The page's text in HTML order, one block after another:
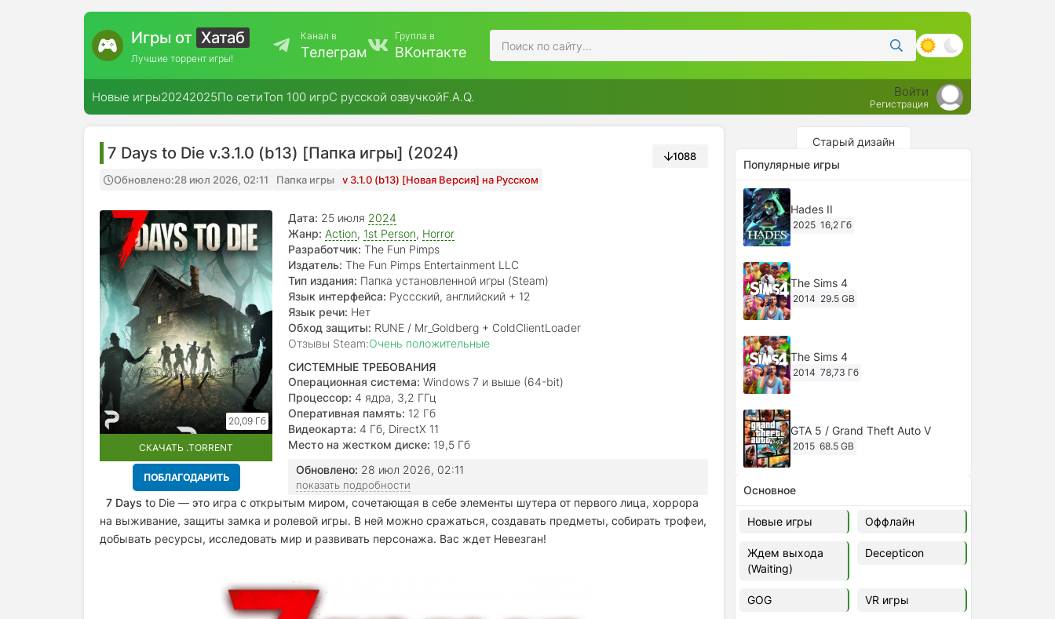
Игры от Хатаб
Лучшие торрент игры!
Канал в
Телеграм
Группа в
ВКонтакте
Новые игры20242025По сетиТоп 100 игрС русской озвучкойF.A.Q. Войти
Регистрация
7 Days to Die v.3.1.0 (b13) [Папка игры] (2024)
Обновлено:28 июл 2026, 02:11 Папка игры v 3.1.0 (b13) [Новая Версия] на Русском
1088
20,09 Гб
СКАЧАТЬ .TORRENT
ПОБЛАГОДАРИТЬ
Дата: 25 июля 2024
Жанр: Action, 1st Person, Horror
Разработчик: The Fun Pimps
Издатель: The Fun Pimps Entertainment LLC
Тип издания: Папка установленной игры (Steam)
Язык интерфейса: Руссский, английский + 12
Язык речи: Нет
Обход защиты: RUNE / Mr_Goldberg + ColdClientLoader
Отзывы Steam:Очень положительные
СИСТЕМНЫЕ ТРЕБОВАНИЯ
Операционная система: Windows 7 и выше (64-bit)
Процессор: 4 ядра, 3,2 ГГц
Оперативная память: 12 Гб
Видеокарта: 4 Гб, DirectX 11
Место на жестком диске: 19,5 Гб
Обновлено: 28 июл 2026, 02:11
показать подробности
7 Days to Die — это игра с открытым миром, сочетающая в себе элементы шутера от первого лица, хоррора
на выживание, защиты замка и ролевой игры. В ней можно сражаться, создавать предметы, собирать трофеи,
добывать ресурсы, исследовать мир и развивать персонажа. Вас ждет Невезган!
Старый дизайн
Популярные игры
Hades II
2025 16,2 Гб
The Sims 4
2014 29.5 GB
The Sims 4
2014 78,73 Гб
GTA 5 / Grand Theft Auto V
2015 68.5 GB
Ghost of Tsushima: Director's Cut
v.1053.8.1023.1614 [RePack
Decepticon] (2024)
2024
Cyberpunk 2077
49.4 GB
Основное
Новые игры Оффлайн
Ждем выхода
(Waiting)
Decepticon
GOG VR игры